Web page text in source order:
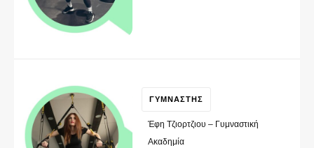
ΓΥΜΝΑΣΤΗΣ
Έφη Τζιορτζιου – Γυμναστική
Ακαδημία